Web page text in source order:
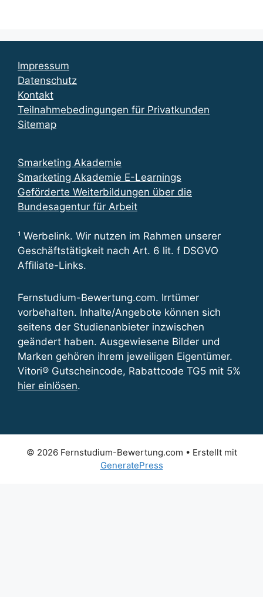
Impressum
Datenschutz
Kontakt
Teilnahmebedingungen für Privatkunden
Sitemap
Smarketing Akademie
Smarketing Akademie E-Learnings
Geförderte Weiterbildungen über die
Bundesagentur für Arbeit
¹ Werbelink. Wir nutzen im Rahmen unserer
Geschäftstätigkeit nach Art. 6 lit. f DSGVO
Affiliate-Links.
Fernstudium-Bewertung.com. Irrtümer
vorbehalten. Inhalte/Angebote können sich
seitens der Studienanbieter inzwischen
geändert haben. Ausgewiesene Bilder und
Marken gehören ihrem jeweiligen Eigentümer.
Vitori® Gutscheincode, Rabattcode TG5 mit 5%
hier einlösen.
© 2026 Fernstudium-Bewertung.com • Erstellt mit
GeneratePress